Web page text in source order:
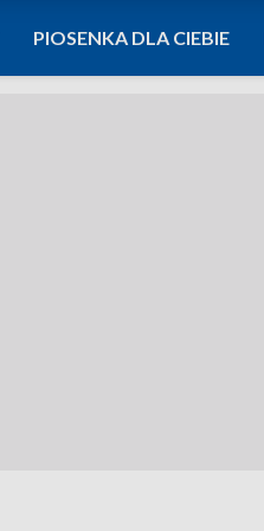
PIOSENKA DLA CIEBIE